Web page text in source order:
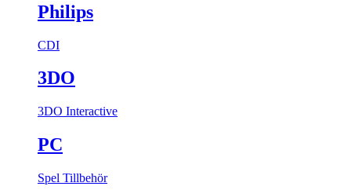
Philips
CDI
3DO
3DO Interactive
PC
Spel Tillbehör